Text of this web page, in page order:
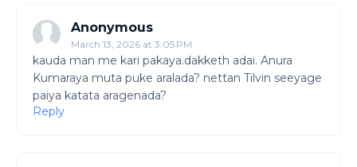
Anonymous
March 13, 2026 at 3:05 PM
kauda man me kari pakaya.dakketh adai. Anura
Kumaraya muta puke aralada? nettan Tilvin seeyage
paiya katata aragenada?
Reply